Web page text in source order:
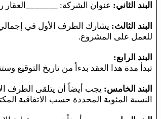
البند الثاني: عنوان الشركة:
البند الثالث: يشارك الطرف الأول في
للعمل على المشروع.
البند الرابع:
تبدأ مدة هذا العقد بدءاً من تاريخ
البند الخامس: يجب أيضاً أن يتلقى الطرف
النسبة المئوية المحددة حسب الاتفاقية